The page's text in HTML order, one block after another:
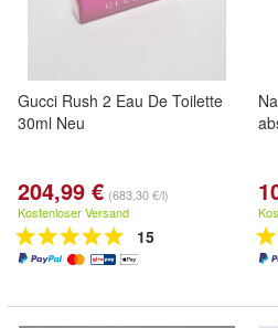
Gucci Rush 2 Eau De Toilette
30ml Neu
204,99 € (683,30 €/l)
Kostenloser Versand
15